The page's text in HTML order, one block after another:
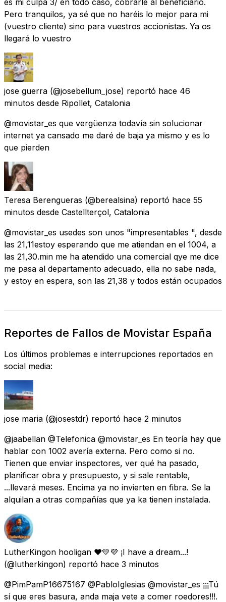
Pero tranquilos, ya sé que no haréis lo mejor para mi
(vuestro cliente) sino para vuestros accionistas. Ya os
llegará lo vuestro
jose guerra (@josebellum_jose) reportó hace 46
minutos desde Ripollet, Catalonia
@movistar_es que vergüenza todavía sin solucionar
internet ya cansado me daré de baja ya mismo y es lo
que pierden
Teresa Berengueras (@berealsina) reportó hace 55
minutos desde Castellterçol, Catalonia
@movistar_es usedes son unos "impresentables ", desde
las 21,11estoy esperando que me atiendan en el 1004, a
las 21,30.min me ha atendido una comercial qye me dice
me pasa al departamento adecuado, ella no sabe nada,
y estoy en espera, son las 21,38 y todos están ocupados
Reportes de Fallos de Movistar España
Los últimos problemas e interrupciones reportados en
social media:
jose maria (@josestdr) reportó hace 2 minutos
@jaabellan @Telefonica @movistar_es En teoría hay que
hablar con 1002 avería externa. Pero como si no.
Tienen que enviar inspectores, ver qué ha pasado,
planificar obra y presupuesto, y si sale rentable,
...llevará meses. Encima ya no invierten en fibra. Se la
alquilan a otras compañías que ya ka tienen instalada.
LutherKingon hooligan ❤️💛💜 ¡I have a dream...!
(@lutherkingon) reportó hace 3 minutos
@PimPamP16675167 @PabloIglesias @movistar_es ¡¡¡Tú
sí que eres basura, anda maja vete a comer roedores!!!.